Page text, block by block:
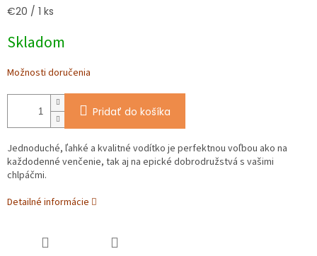
Jednotková
€20 / 1 ks
Skladom
Možnosti doručenia
Pridať do košíka
Jednoduché, ľahké a kvalitné vodítko je perfektnou voľbou ako na
každodenné venčenie, tak aj na epické dobrodružstvá s vašimi
chlpáčmi.
Detailné informácie